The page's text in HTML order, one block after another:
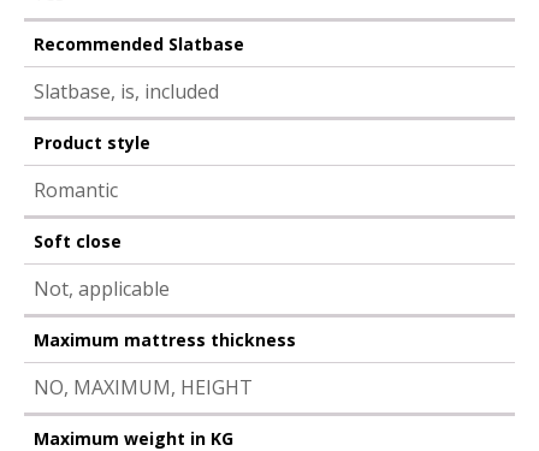
Recommended Slatbase
Slatbase, is, included
Product style
Romantic
Soft close
Not, applicable
Maximum mattress thickness
NO, MAXIMUM, HEIGHT
Maximum weight in KG